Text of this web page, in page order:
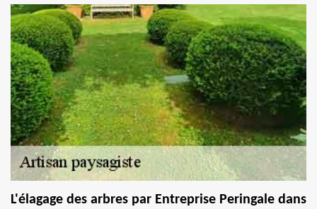
L'élagage des arbres par Entreprise Peringale dans